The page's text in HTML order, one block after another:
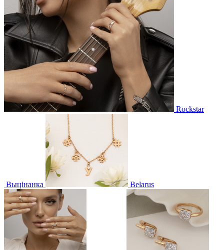
Rockstar
Выцінанка Belarus